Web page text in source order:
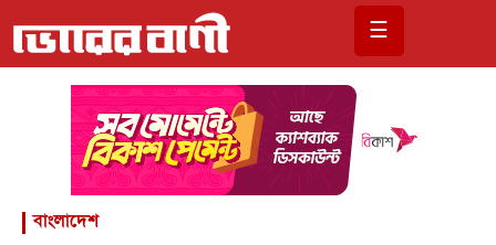
☰
বাংলাদেশ